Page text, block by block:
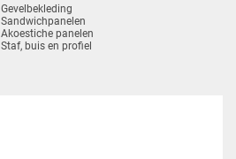
Gevelbekleding
Sandwichpanelen
Akoestiche panelen
Staf, buis en profiel